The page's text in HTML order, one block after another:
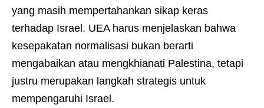
yang masih mempertahankan sikap keras
terhadap Israel. UEA harus menjelaskan bahwa
kesepakatan normalisasi bukan berarti
mengabaikan atau mengkhianati Palestina, tetapi
justru merupakan langkah strategis untuk
mempengaruhi Israel.